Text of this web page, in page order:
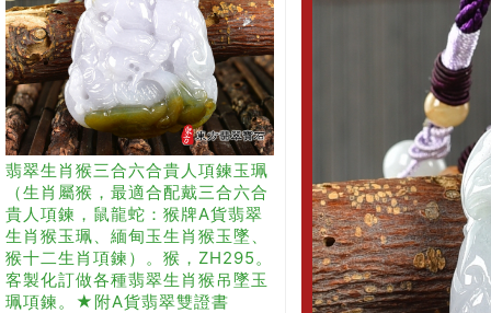
翡翠生肖猴三合六合貴人項鍊玉珮
（生肖屬猴，最適合配戴三合六合
貴人項鍊，鼠龍蛇：猴牌A貨翡翠
生肖猴玉珮、緬甸玉生肖猴玉墜、
猴十二生肖項鍊）。猴，ZH295。
客製化訂做各種翡翠生肖猴吊墜玉
珮項鍊。★附A貨翡翠雙證書